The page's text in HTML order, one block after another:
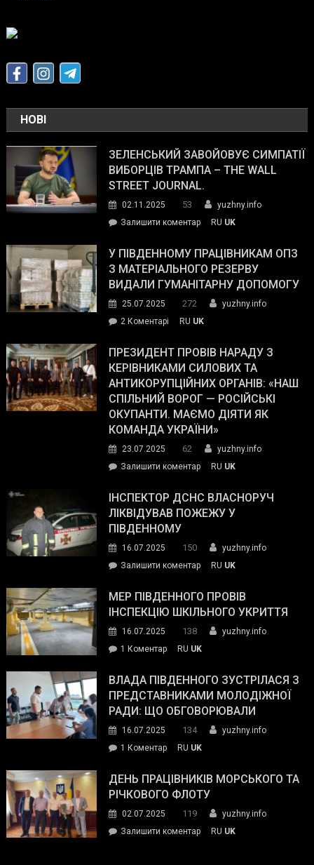
НОВІ
ЗЕЛЕНСЬКИЙ ЗАВОЙОВУЄ СИМПАТІЇ
ВИБОРЦІВ ТРАМПА – THE WALL
STREET JOURNAL.
02.11.2025 53
yuzhny.info
Залишити коментарon
завойовує
симпатії
виборців
The
Street
Journal.
RU UK
У ПІВДЕННОМУ ПРАЦІВНИКАМ ОПЗ
З МАТЕРІАЛЬНОГО РЕЗЕРВУ
ВИДАЛИ ГУМАНІТАРНУ ДОПОМОГУ
25.07.2025 272
yuzhny.info
2 Коментарі
Південному
працівникам
ОПЗ
з
матеріального
резерву
гуманітарну
допомогу
RU UK
ПРЕЗИДЕНТ ПРОВІВ НАРАДУ З
КЕРІВНИКАМИ СИЛОВИХ ТА
АНТИКОРУПЦІЙНИХ ОРГАНІВ: «НАШ
СПІЛЬНИЙ ВОРОГ — РОСІЙСЬКІ
ОКУПАНТИ. МАЄМО ДІЯТИ ЯК
КОМАНДА УКРАЇНИ»
23.07.2025 62
yuzhny.info
Залишити коментарon
провів
нараду
силових
та
органів:
«Наш
спільний
окупанти.
Маємо
діяти
команда
RU UK
ІНСПЕКТОР ДСНС ВЛАСНОРУЧ
ЛІКВІДУВАВ ПОЖЕЖУ У
ПІВДЕННОМУ
16.07.2025 150
yuzhny.info
Залишити коментарon
ДСНС
власноруч
пожежу
у
RU UK
МЕР ПІВДЕННОГО ПРОВІВ
ІНСПЕКЦІЮ ШКІЛЬНОГО УКРИТТЯ
16.07.2025 138
yuzhny.info
1 Коментардо
Південного
провів
інспекцію
укриття
RU UK
ВЛАДА ПІВДЕННОГО ЗУСТРІЛАСЯ З
ПРЕДСТАВНИКАМИ МОЛОДІЖНОЇ
РАДИ: ЩО ОБГОВОРЮВАЛИ
16.07.2025 134
yuzhny.info
1 Коментардо
Південного
зустрілася
представниками
молодіжної
RU UK
ДЕНЬ ПРАЦІВНИКІВ МОРСЬКОГО ТА
РІЧКОВОГО ФЛОТУ
02.07.2025 119
yuzhny.info
Залишити коментарon
RU UK